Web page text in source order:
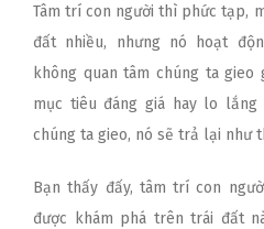
Tâm trí con người thì phức tạp,
đất nhiều, nhưng nó hoạt
không quan tâm chúng ta
mục tiêu đáng giá hay lo
chúng ta gieo, nó sẽ trả lại như
Bạn thấy đấy, tâm trí con
được khám phá trên trái đất